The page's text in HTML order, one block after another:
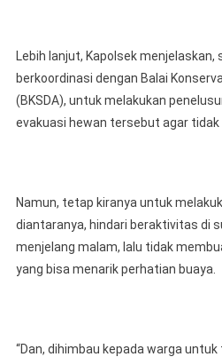
Lebih lanjut, Kapolsek menjelaskan,
berkoordinasi dengan Balai
(BKSDA), untuk melakukan
evakuasi hewan tersebut agar tidak
Namun, tetap kiranya untuk
diantaranya, hindari beraktivitas di
menjelang malam, lalu tidak
yang bisa menarik perhatian buaya.
“Dan, dihimbau kepada warga